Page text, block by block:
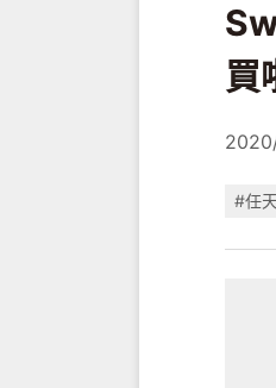
買
#任